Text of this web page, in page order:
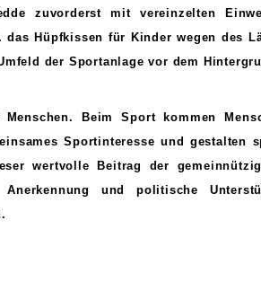
zuvorderst mit vereinzelten
das Hüpfkissen für Kinder wegen des
der Sportanlage vor dem
Beim Sport kommen
Sportinteresse und
wertvolle Beitrag der
Anerkennung und politische